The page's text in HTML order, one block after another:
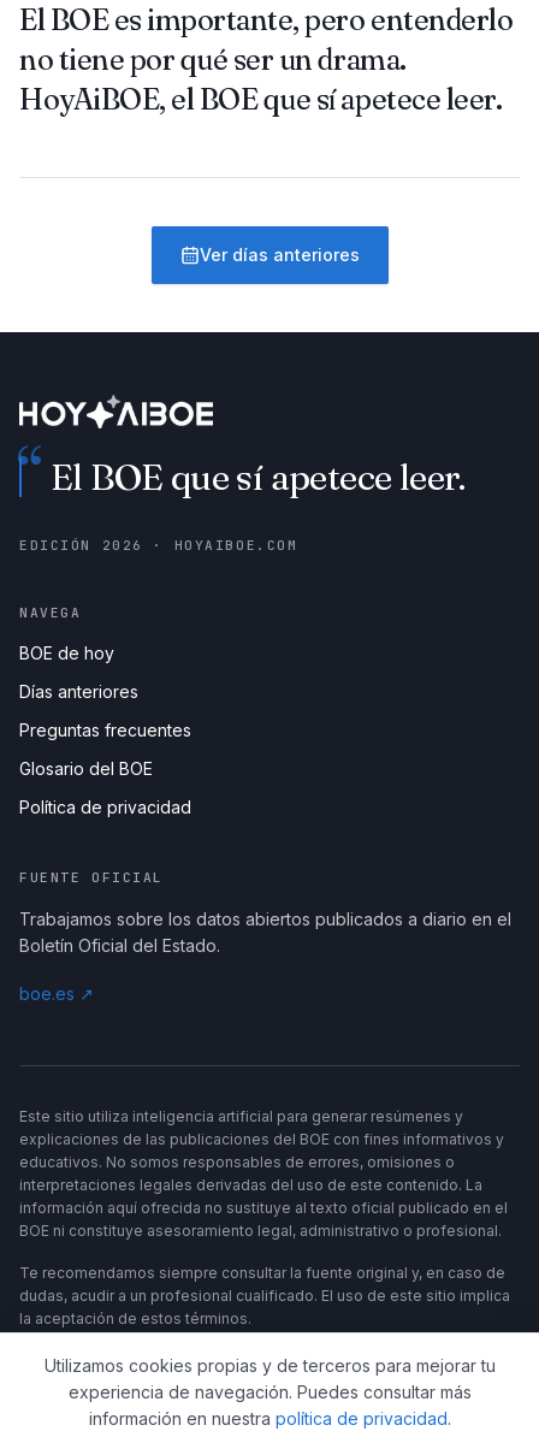
El BOE es importante, pero entenderlo
no tiene por qué ser un drama.
HoyAiBOE, el BOE que sí apetece leer.
Ver días anteriores
“ El BOE que sí apetece leer.
EDICIÓN 2026 · HOYAIBOE.COM
NAVEGA
BOE de hoy
Días anteriores
Preguntas frecuentes
Glosario del BOE
Política de privacidad
FUENTE OFICIAL
Trabajamos sobre los datos abiertos publicados a diario en el
Boletín Oficial del Estado.
boe.es ↗
Este sitio utiliza inteligencia artificial para generar resúmenes y
explicaciones de las publicaciones del BOE con fines informativos y
educativos. No somos responsables de errores, omisiones o
interpretaciones legales derivadas del uso de este contenido. La
información aquí ofrecida no sustituye al texto oficial publicado en el
BOE ni constituye asesoramiento legal, administrativo o profesional.
Te recomendamos siempre consultar la fuente original y, en caso de
dudas, acudir a un profesional cualificado. El uso de este sitio implica
la aceptación de estos términos.
UN PROYECTO DE
Utilizamos cookies propias y de terceros para mejorar tu
experiencia de navegación. Puedes consultar más
información en nuestra política de privacidad.